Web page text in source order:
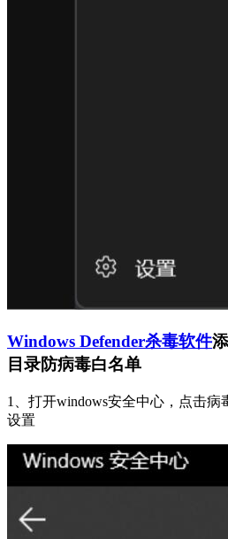
Windows Defender杀毒软件
目录防病毒白名单
1、打开windows安全中心，点击
设置